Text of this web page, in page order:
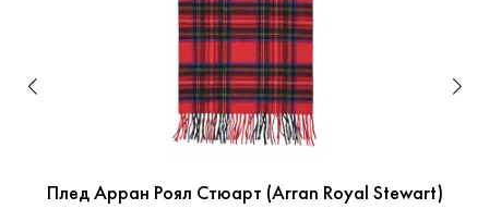
Плед Арран Роял Стюарт (Arran Royal Stewart)